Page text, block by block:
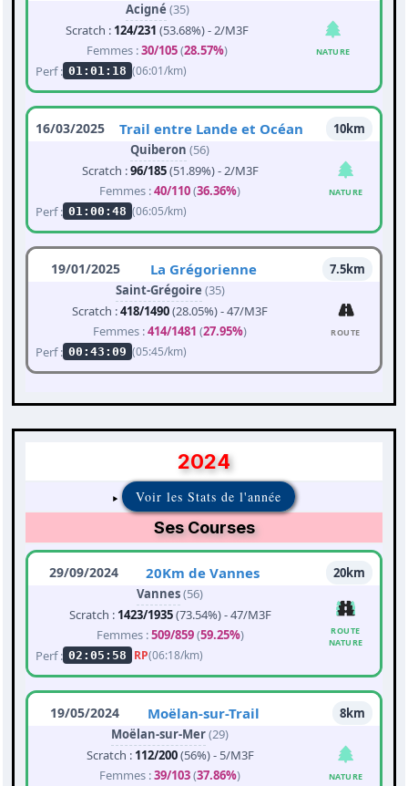
Acigné (35)
Scratch : 124/231 (53.68%) - 2/M3F
Femmes :30/105(28.57%)
Perf : 01:01:18 (06:01/km)
NATURE
16/03/2025 Trail entre Lande et Océan
10km
Quiberon (56)
Scratch :96/185(51.89%) - 2/M3F
Femmes :40/110(36.36%)
Perf : 01:00:48 (06:05/km)
NATURE
19/01/2025 La Grégorienne
7.5km
Saint-Grégoire (35)
Scratch :418/1490(28.05%) - 47/M3F
Femmes :414/1481 (27.95%)
Perf : 00:43:09 (05:45/km)
ROUTE
2024
Voir les Stats de l'année
Ses Courses
29/09/2024 20Km de Vannes
20km
Vannes(56)
Scratch : 1423/1935(73.54%) - 47/M3F
Femmes :509/859(59.25%)
Perf : 02:05:58 RP(06:18/km)
ROUTE
NATURE
19/05/2024 Moëlan-sur-Trail
8km
Moëlan-sur-Mer(29)
Scratch : 112/200(56%) - 5/M3F
Femmes :39/103(37.86%)
NATURE